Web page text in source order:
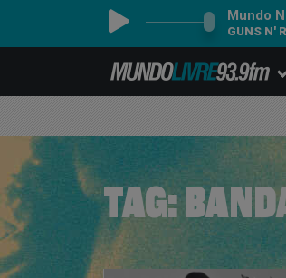
Mundo
GUNS N'
TAG: